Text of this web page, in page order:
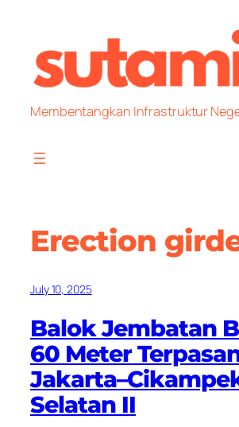
content
Membentangkan Infrastruktur
Erection
July 10, 2025
Balok Jembatan
60 Meter
Selatan II